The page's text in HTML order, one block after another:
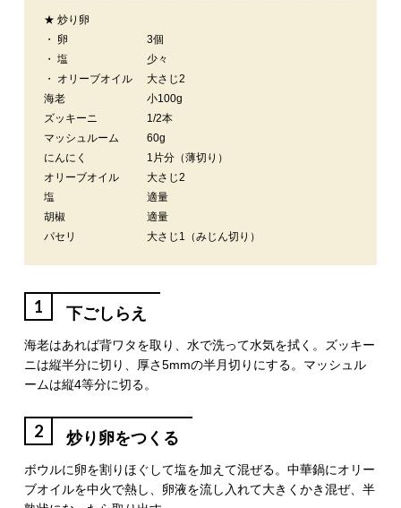
★ 炒り卵
・ 卵
3個
・ 塩
少々
・ オリーブオイル
大さじ2
海老
小100g
ズッキーニ
1/2本
マッシュルーム
60g
にんにく
1片分（薄切り）
オリーブオイル
大さじ2
塩
適量
胡椒
適量
パセリ
大さじ1（みじん切り）
1 下ごしらえ
海老はあれば背ワタを取り、水で洗って水気を拭く。ズッキー
ニは縦半分に切り、厚さ5mmの半月切りにする。マッシュル
ームは縦4等分に切る。
2 炒り卵をつくる
ボウルに卵を割りほぐして塩を加えて混ぜる。中華鍋にオリー
ブオイルを中火で熱し、卵液を流し入れて大きくかき混ぜ、半